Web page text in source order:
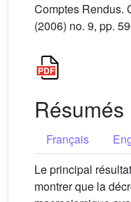
Comptes Rendus.
(2006) no. 9, pp.
Résumés
Français
Le principal
montrer que la